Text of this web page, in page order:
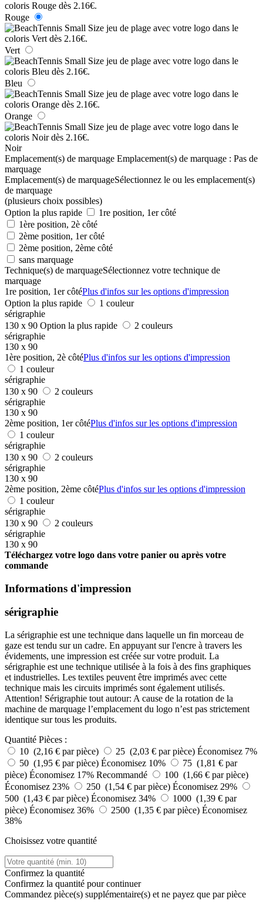
Rouge
Vert
Bleu
Orange
Noir
Emplacement(s) de marquage Emplacement(s) de marquage : Pas de
marquage
Emplacement(s) de marquageSélectionnez le ou les emplacement(s)
de marquage
(plusieurs choix possibles)
Option la plus rapide
1re position, 1er côté
1ère position, 2è côté
2ème position, 1er côté
2ème position, 2ème côté
sans marquage
Technique(s) de marquageSélectionnez votre technique de
marquage
1re position, 1er côtéPlus d'infos sur les options d'impression
Option la plus rapide
1 couleur
sérigraphie
130 x 90 Option la plus rapide
2 couleurs
sérigraphie
130 x 90
1ère position, 2è côtéPlus d'infos sur les options d'impression
1 couleur
sérigraphie
130 x 90
2 couleurs
sérigraphie
130 x 90
2ème position, 1er côtéPlus d'infos sur les options d'impression
1 couleur
sérigraphie
130 x 90
2 couleurs
sérigraphie
130 x 90
2ème position, 2ème côtéPlus d'infos sur les options d'impression
1 couleur
sérigraphie
130 x 90
2 couleurs
sérigraphie
130 x 90
Téléchargez votre logo dans votre panier ou après votre
commande
Informations d'impression
sérigraphie
La sérigraphie est une technique dans laquelle un fin morceau de
gaze est tendu sur un cadre. En appuyant sur l'encre à travers les
évidements, une impression est créée sur votre produit. La
sérigraphie est une technique utilisée à la fois à des fins graphiques
et industrielles. Les textiles peuvent être imprimés avec cette
technique mais les circuits imprimés sont également utilisés.
Attention! Sérigraphie tout autour: A cause de la rotation de la
machine de marquage l’emplacement du logo n’est pas strictement
identique sur tous les produits.
Quantité Pièces :
10 (2,16 € par pièce)
25 (2,03 € par pièce) Économisez 7%
50 (1,95 € par pièce) Économisez 10%
75 (1,81 € par
pièce) Économisez 17% Recommandé
100 (1,66 € par pièce)
Économisez 23%
250 (1,54 € par pièce) Économisez 29%
500 (1,43 € par pièce) Économisez 34%
1000 (1,39 € par
pièce) Économisez 36% 2500 (1,35 € par pièce) Économisez
38%
Choisissez votre quantité
Confirmez la quantité
Confirmez la quantité pour continuer
Commandez pièce(s) supplémentaire(s) et ne payez que par pièce